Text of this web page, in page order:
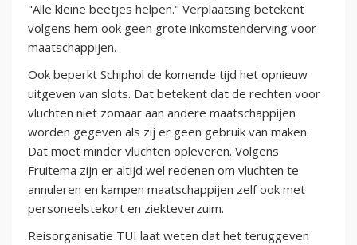
"Alle kleine beetjes helpen." Verplaatsing betekent
volgens hem ook geen grote inkomstenderving voor
maatschappijen.
Ook beperkt Schiphol de komende tijd het opnieuw
uitgeven van slots. Dat betekent dat de rechten voor
vluchten niet zomaar aan andere maatschappijen
worden gegeven als zij er geen gebruik van maken.
Dat moet minder vluchten opleveren. Volgens
Fruitema zijn er altijd wel redenen om vluchten te
annuleren en kampen maatschappijen zelf ook met
personeelstekort en ziekteverzuim.
Reisorganisatie TUI laat weten dat het teruggeven